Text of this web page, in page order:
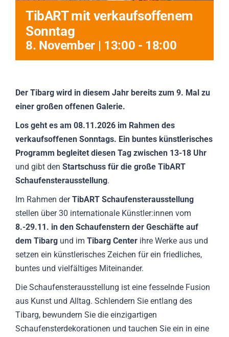
TibART mit verkaufsoffenem
Sonntag
8. November | 13:00 - 18:00
Der Tibarg wird in diesem Jahr bereits zum 9. Mal zu
einer großen offenen Galerie.
Los geht es am 08.11.2026 im Rahmen des
verkaufsoffenen Sonntags. Ein buntes künstlerisches
Programm begleitet diesen Tag zwischen 13-18 Uhr
und gibt den Startschuss für die große TibART
Schaufensterausstellung.
Im Rahmen derTibART Schaufensterausstellung
stellen über 30 internationale Künstler:innen vom
8.-29.11. in den Schaufenstern der Geschäfte auf
dem Tibarg und im Tibarg Center ihre Werke aus und
setzen ein künstlerisches Zeichen für ein friedliches,
buntes und vielfältiges Miteinander.
Die Schaufensterausstellung ist eine fesselnde Fusion
aus Kunst und Alltag. Schlendern Sie entlang des
Tibarg, bewundern Sie die einzigartigen
Schaufensterdekorationen und tauchen Sie ein in eine